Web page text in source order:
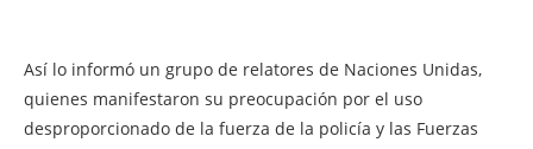
Así lo informó un grupo de relatores de Naciones Unidas,
quienes manifestaron su preocupación por el uso
desproporcionado de la fuerza de la policía y las Fuerzas